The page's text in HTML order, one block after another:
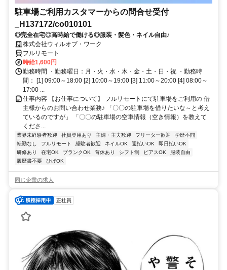
駐車場ご利用カスタマーからの問合せ受付
_H137172/co010101
◎完全在宅◎高時給で働ける◎服装・髪色・ネイル自由♪
株式会社ウィルオブ・ワーク
フルリモート
時給1,600円
勤務時間 ・勤務曜日：月・火・水・木・金・土・日・祝 ・勤務時
間： [1] 09:00～18:00 [2] 10:00～19:00 [3] 11:00～20:00 [4] 08:00～
17:00 ...
仕事内容 【お仕事について】 フルリモートにて駐車場をご利用の 借
主様からのお問い合わせ業務♪ 「〇〇の駐車場を借りたいな～と考え
ているのですが」 「〇〇の駐車場の空車情報（空き情報）を教えて
くださ...
業界未経験者歓迎 社員登用あり 主婦・主夫歓迎 フリーター歓迎
学歴不問
転勤なし
フルリモート 経験者歓迎 ネイルOK 週払いOK
即日払いOK
研修あり
在宅OK ブランクOK 育休あり シフト制 ピアスOK
服装自由
履歴書不要
ひげOK
同じ企業の求人
正社員